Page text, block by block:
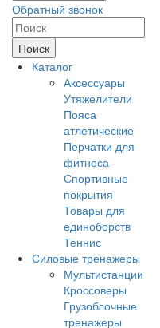
Обратный звонок
Поиск
Каталог
Аксессуары
Утяжелители
Пояса
атлетические
Перчатки для
фитнеса
Спортивные
покрытия
Товары для
единоборств
Теннис
Силовые тренажеры
Мультистанции
Кроссоверы
Грузоблочные
тренажеры